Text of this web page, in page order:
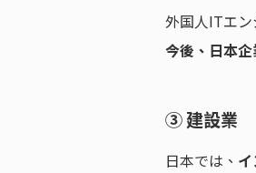
外国人ITエン
今後、日本
③ 建設業
日本では、